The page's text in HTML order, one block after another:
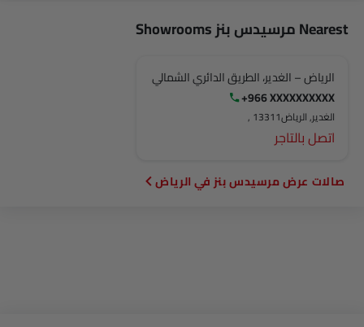
Nearest مرسيدس بنز Showrooms
الرياض – الغدير، الطريق الدائري الشمالي
+966 XXXXXXXXXX
الغدير, الرياض‎, 13311
اتصل بالتاجر
صالات عرض مرسيدس بنز في الرياض‎